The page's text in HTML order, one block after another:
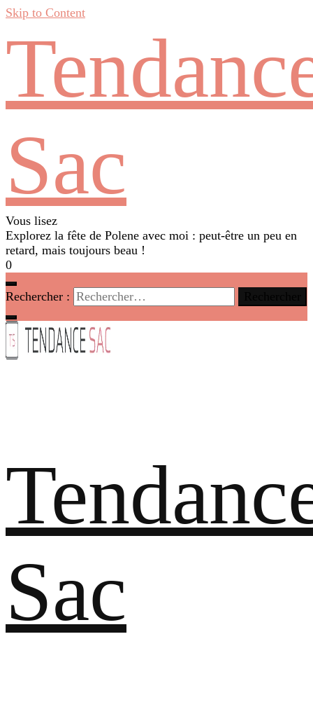
Skip to Content
Sac
Vous lisez
Explorez la fête de Polene avec moi : peut-être un peu en
retard, mais toujours beau !
0
Rechercher :
Sac